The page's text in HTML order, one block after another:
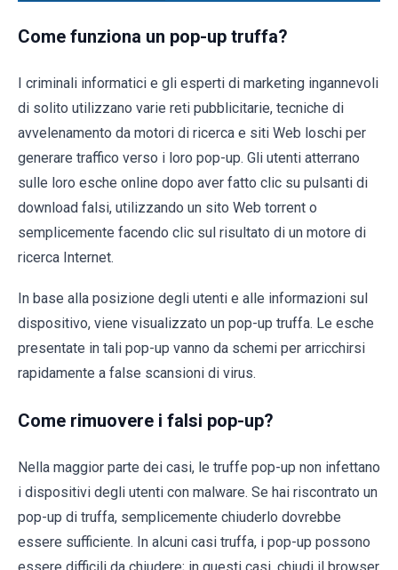
Come funziona un pop-up truffa?
I criminali informatici e gli esperti di marketing ingannevoli
di solito utilizzano varie reti pubblicitarie, tecniche di
avvelenamento da motori di ricerca e siti Web loschi per
generare traffico verso i loro pop-up. Gli utenti atterrano
sulle loro esche online dopo aver fatto clic su pulsanti di
download falsi, utilizzando un sito Web torrent o
semplicemente facendo clic sul risultato di un motore di
ricerca Internet.
In base alla posizione degli utenti e alle informazioni sul
dispositivo, viene visualizzato un pop-up truffa. Le esche
presentate in tali pop-up vanno da schemi per arricchirsi
rapidamente a false scansioni di virus.
Come rimuovere i falsi pop-up?
Nella maggior parte dei casi, le truffe pop-up non infettano
i dispositivi degli utenti con malware. Se hai riscontrato un
pop-up di truffa, semplicemente chiuderlo dovrebbe
essere sufficiente. In alcuni casi truffa, i pop-up possono